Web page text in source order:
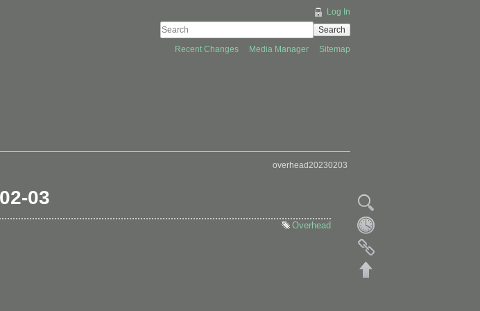
Log In
Search
Recent Changes Media Manager Sitemap
overhead20230203
03
Overhead